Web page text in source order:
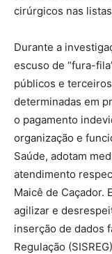
cirúrgicos nas
Durante a
escuso de “fura-
públicos e
determinadas em
o pagamento
organização e
Saúde, adotam
atendimento
Maicê de Caçador.
agilizar e
inserção de dados
Regulação